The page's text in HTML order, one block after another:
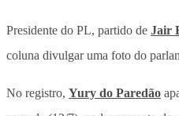
Presidente do PL, partido de Jair
coluna divulgar uma foto do
No registro, Yury do Paredão